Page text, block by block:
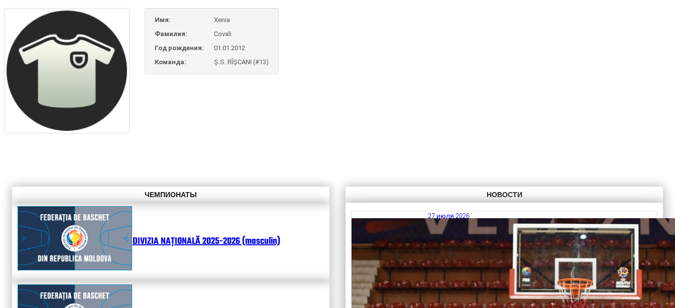
Имя:
Xenia
Фамилия:
Covali
Год рождения:
01.01.2012
Команда:
Ș.S. RÎȘCANI (#13)
ЧЕМПИОНАТЫ
DIVIZIA NAȚIONALĂ 2025-2026 (masculin)
НОВОСТИ
27 июля 2026
Итоги FIBA U18 EuroBasket 2026, Division C
КалендарьТаблица Выберите Обзор Статистика Матч сыгран 0
Читать далее